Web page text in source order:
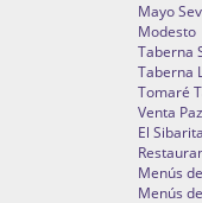
Mayo
Modesto
Taberna
Taberna
Tomaré
Venta
El
Menús
Menús